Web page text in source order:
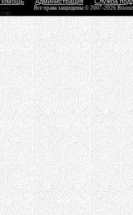
Все права защищены © 2007-2026